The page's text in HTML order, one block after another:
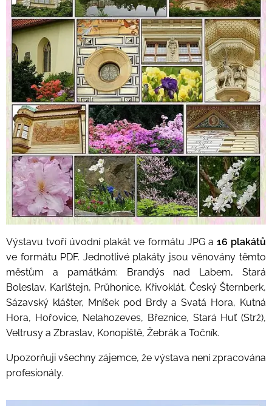
Výstavu tvoří úvodní plakát ve formátu JPG a 16 plakátů
ve formátu PDF. Jednotlivé plakáty jsou věnovány těmto
městům a památkám: Brandýs nad Labem, Stará
Boleslav, Karlštejn, Průhonice, Křivoklát, Český Šternberk,
Sázavský klášter, Mníšek pod Brdy a Svatá Hora, Kutná
Hora, Hořovice, Nelahozeves, Březnice, Stará Huť (Strž),
Veltrusy a Zbraslav, Konopiště, Žebrák a Točník.
Upozorňuji všechny zájemce, že výstava není zpracována
profesionály.